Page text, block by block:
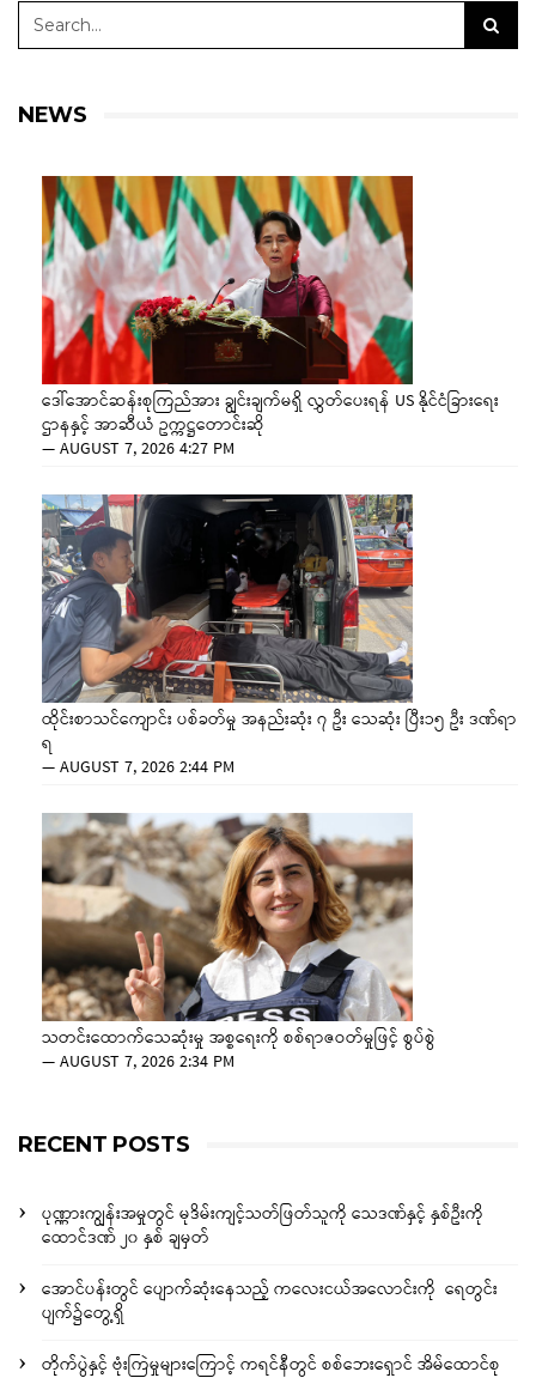
NEWS
ဒေါ်အောင်ဆန်းစုကြည်အား ချွင်းချက်မရှိ လွှတ်ပေးရန် US နိုင်ငံခြားရေး
ဌာနနှင့် အာဆီယံ ဥက္ကဋ္ဌတောင်းဆို
—AUGUST 7, 2026 4:27 PM
ထိုင်းစာသင်ကျောင်း ပစ်ခတ်မှု အနည်းဆုံး ၇ ဦး သေဆုံး ပြီး၁၅ ဦး ဒဏ်ရာ
ရ
—AUGUST 7, 2026 2:44 PM
သတင်းထောက်သေဆုံးမှု အစ္စရေးကို စစ်ရာဇဝတ်မှုဖြင့် စွပ်စွဲ
—AUGUST 7, 2026 2:34 PM
RECENT POSTS
ပုဏ္ဏားကျွန်းအမှုတွင် မုဒိမ်းကျင့်သတ်ဖြတ်သူကို သေဒဏ်နှင့် နှစ်ဦးကို
ထောင်ဒဏ် ၂၀ နှစ် ချမှတ်
အောင်ပန်းတွင် ပျောက်ဆုံးနေသည့် ကလေးငယ်အလောင်းကို ရေတွင်း
ပျက်၌တွေ့ရှိ
တိုက်ပွဲနှင့် ဗုံးကြဲမှုများကြောင့် ကရင်နီတွင် စစ်ဘေးရှောင် အိမ်ထောင်စု